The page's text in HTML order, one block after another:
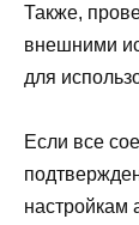
Также,
внешними
для
Если все
настройкам